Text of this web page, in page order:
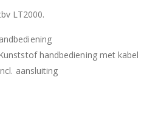
LT2000.
handbediening met kabel
aansluiting